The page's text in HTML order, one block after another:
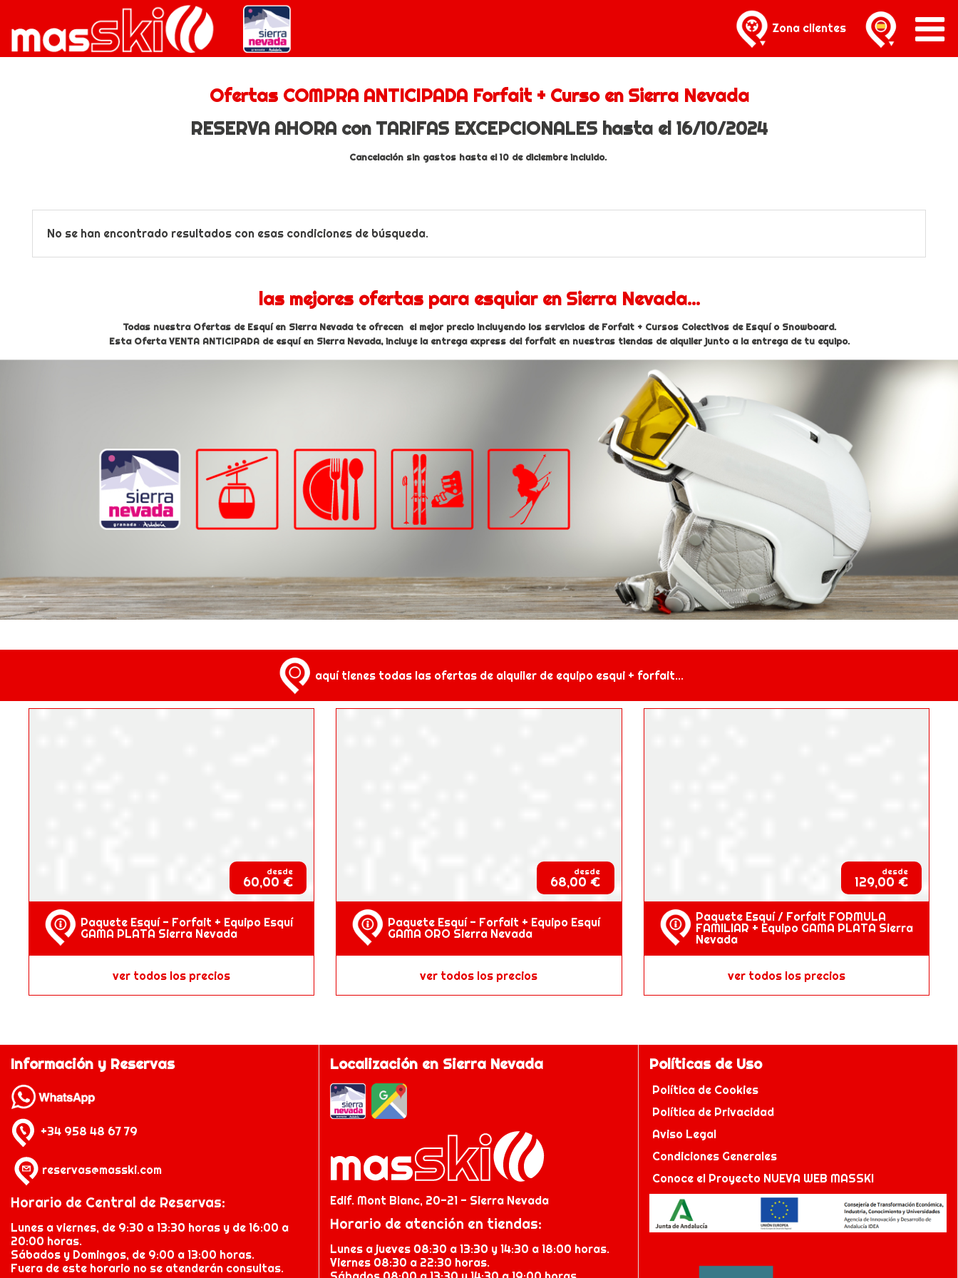
Zona clientes
Ofertas COMPRA ANTICIPADA Forfait + Curso en Sierra Nevada
RESERVA AHORA con TARIFAS EXCEPCIONALES hasta el 16/10/2024
Cancelación sin gastos hasta el 10 de diciembre incluido.
No se han encontrado resultados con esas condiciones de búsqueda.
las mejores ofertas para esquiar en Sierra Nevada...
Todas nuestra Ofertas de Esquí en Sierra Nevada te ofrecen el mejor precio incluyendo los servicios de Forfait + Cursos Colectivos de Esquí o Snowboard.
Esta Oferta VENTA ANTICIPADA de esquí en Sierra Nevada, incluye la entrega express del forfait en nuestras tiendas de alquiler junto a la entrega de tu equipo.
aquí tienes todas las ofertas de alquiler de equipo esqui + forfait...
desde
60,00 €
Paquete Esquí - Forfait + Equipo Esquí
GAMA PLATA Sierra Nevada
ver todos los precios
desde
68,00 €
Paquete Esquí - Forfait + Equipo Esquí
GAMA ORO Sierra Nevada
ver todos los precios
desde
129,00 €
Paquete Esquí / Forfait FORMULA
FAMILIAR + Equipo GAMA PLATA Sierra
Nevada
ver todos los precios
Información y Reservas
+34 958 48 67 79
reservas@masski.com
Horario de Central de Reservas:
Lunes a viernes, de 9:30 a 13:30 horas y de 16:00 a
20:00 horas.
Sábados y Domingos, de 9:00 a 13:00 horas.
Fuera de este horario no se atenderán consultas.
Localización en Sierra Nevada
Edif. Mont Blanc, 20-21 - Sierra Nevada
Horario de atención en tiendas:
Lunes a jueves 08:30 a 13:30 y 14:30 a 18:00 horas.
Viernes 08:30 a 22:30 horas.
Políticas de Uso
Política de Cookies
Política de Privacidad
Aviso Legal
Condiciones Generales
Conoce el Proyecto NUEVA WEB MASSKI